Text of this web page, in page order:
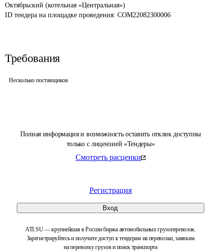
Полная информация и возможность оставить отклик доступны
только с лицензией «Тендеры»
Смотреть расценки
Регистрация
Вход
ATI.SU — крупнейшая в России биржа автомобильных грузоперевозок.
Зарегистрируйтесь и получите доступ к тендерам на перевозки, заявкам
на перевозку грузов и поиск транспорта
Октябрьский (котельная «Центральная»)
ID тендера на площадке проведения: COM22082300006
Требования
Несколько поставщиков